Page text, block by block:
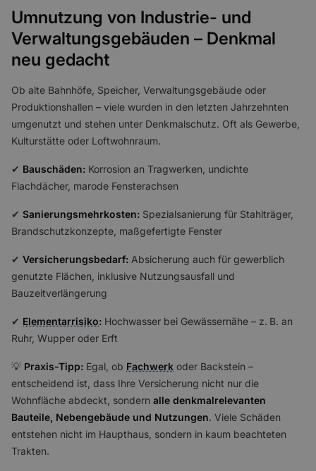
Umnutzung von Industrie- und
Verwaltungsgebäuden – Denkmal
neu gedacht
Ob alte Bahnhöfe, Speicher, Verwaltungsgebäude oder
Produktionshallen – viele wurden in den letzten Jahrzehnten
umgenutzt und stehen unter Denkmalschutz. Oft als Gewerbe,
Kulturstätte oder Loftwohnraum.
✔ Bauschäden: Korrosion an Tragwerken, undichte
Flachdächer, marode Fensterachsen
✔ Sanierungsmehrkosten: Spezialsanierung für Stahlträger,
Brandschutzkonzepte, maßgefertigte Fenster
✔ Versicherungsbedarf: Absicherung auch für gewerblich
genutzte Flächen, inklusive Nutzungsausfall und
Bauzeitverlängerung
✔ Elementarrisiko: Hochwasser bei Gewässernähe – z. B. an
Ruhr, Wupper oder Erft
💡 Praxis-Tipp: Egal, ob Fachwerk oder Backstein –
entscheidend ist, dass Ihre Versicherung nicht nur die
Wohnfläche abdeckt, sondern alle denkmalrelevanten
Bauteile, Nebengebäude und Nutzungen. Viele Schäden
entstehen nicht im Haupthaus, sondern in kaum beachteten
Trakten.